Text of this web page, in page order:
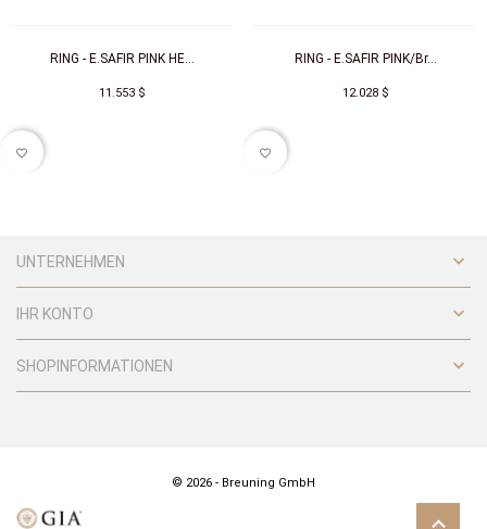
RING - E.SAFIR PINK HE...
11.553 $
favorite_border
RING - E.SAFIR PINK/Br...
12.028 $
favorite_border
UNTERNEHMEN 
IHR KONTO 
SHOPINFORMATIONEN 
© 2026 - Breuning GmbH